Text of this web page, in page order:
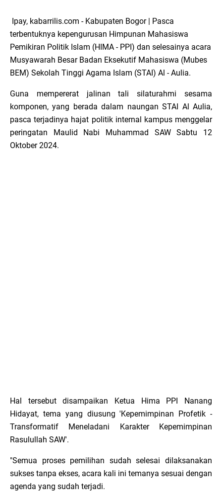
Ipay, kabarrilis.com - Kabupaten Bogor | Pasca
terbentuknya kepengurusan Himpunan Mahasiswa
Pemikiran Politik Islam (HIMA - PPI) dan selesainya acara
Musyawarah Besar Badan Eksekutif Mahasiswa (Mubes
BEM) Sekolah Tinggi Agama Islam (STAI) Al - Aulia.
Guna mempererat jalinan tali silaturahmi sesama
komponen, yang berada dalam naungan STAI Al Aulia,
pasca terjadinya hajat politik internal kampus menggelar
peringatan Maulid Nabi Muhammad SAW Sabtu 12
Oktober 2024.
Hal tersebut disampaikan Ketua Hima PPI Nanang
Hidayat, tema yang diusung 'Kepemimpinan Profetik -
Transformatif Meneladani Karakter Kepemimpinan
Rasulullah SAW'.
"Semua proses pemilihan sudah selesai dilaksanakan
sukses tanpa ekses, acara kali ini temanya sesuai dengan
agenda yang sudah terjadi.